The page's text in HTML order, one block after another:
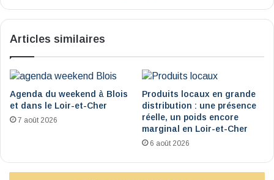
Articles similaires
Agenda du weekend à Blois
et dans le Loir-et-Cher
7 août 2026
Produits locaux en grande
distribution : une présence
réelle, un poids encore
marginal en Loir-et-Cher
6 août 2026